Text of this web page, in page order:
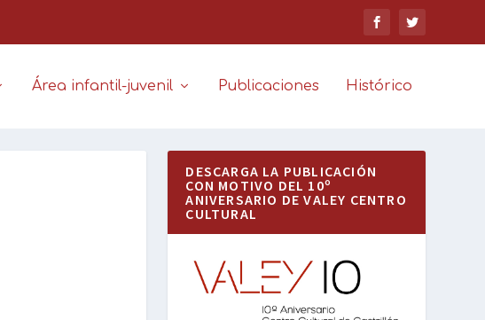
Área infantil-juvenil Publicaciones Histórico
DESCARGA LA PUBLICACIÓN
CON MOTIVO DEL 10º
ANIVERSARIO DE VALEY CENTRO
CULTURAL